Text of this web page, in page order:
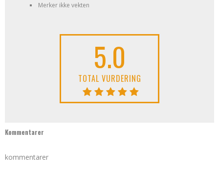
Merker ikke vekten
5.0
TOTAL VURDERING
Kommentarer
kommentarer